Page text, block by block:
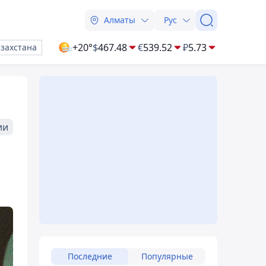
Алматы Рус
+20°$467.48 €539.52 ₽5.73
Последние Популярные